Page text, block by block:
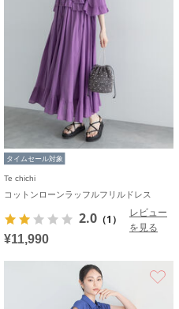
タイムセール対象
Te chichi
コットンローンラッフルフリルドレス
2.0 （1）
レビュー
を見る
¥11,990